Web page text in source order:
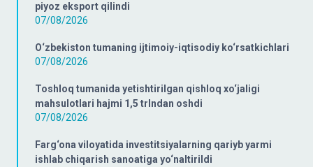
piyoz eksport qilindi
07/08/2026
O‘zbekiston tumaning ijtimoiy-iqtisodiy ko‘rsatkichlari
07/08/2026
Toshloq tumanida yetishtirilgan qishloq xo‘jaligi
mahsulotlari hajmi 1,5 trlndan oshdi
07/08/2026
Farg‘ona viloyatida investitsiyalarning qariyb yarmi
ishlab chiqarish sanoatiga yo‘naltirildi